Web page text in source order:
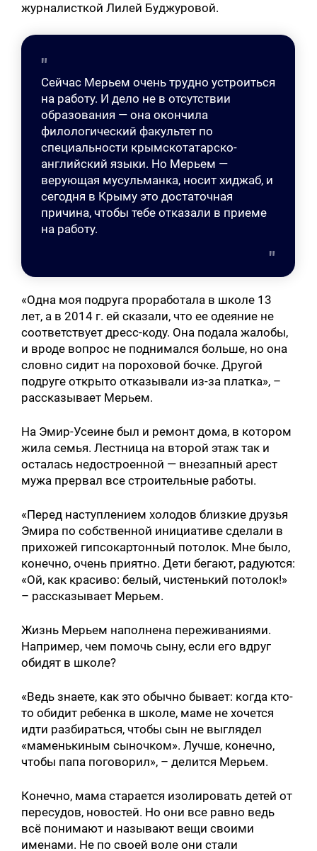
Искать:
журналисткой Лилей Буджуровой.
Сейчас Мерьем очень трудно устроиться
на работу. И дело не в отсутствии
образования — она окончила
филологический факультет по
специальности крымскотатарско-
английский языки. Но Мерьем —
верующая мусульманка, носит хиджаб, и
сегодня в Крыму это достаточная
причина, чтобы тебе отказали в приеме
на работу.
«Одна моя подруга проработала в школе 13
лет, а в 2014 г. ей сказали, что ее одеяние не
соответствует дресс-коду. Она подала жалобы,
и вроде вопрос не поднимался больше, но она
словно сидит на пороховой бочке. Другой
подруге открыто отказывали из-за платка», –
рассказывает Мерьем.
На Эмир-Усеине был и ремонт дома, в котором
жила семья. Лестница на второй этаж так и
осталась недостроенной — внезапный арест
мужа прервал все строительные работы.
«Перед наступлением холодов близкие друзья
Эмира по собственной инициативе сделали в
прихожей гипсокартонный потолок. Мне было,
конечно, очень приятно. Дети бегают, радуются:
«Ой, как красиво: белый, чистенький потолок!»
– рассказывает Мерьем.
Жизнь Мерьем наполнена переживаниями.
Например, чем помочь сыну, если его вдруг
обидят в школе?
«Ведь знаете, как это обычно бывает: когда кто-
то обидит ребенка в школе, маме не хочется
идти разбираться, чтобы сын не выглядел
«маменькиным сыночком». Лучше, конечно,
чтобы папа поговорил», – делится Мерьем.
Конечно, мама старается изолировать детей от
пересудов, новостей. Но они все равно ведь
всё понимают и называют вещи своими
именами. Не по своей воле они стали